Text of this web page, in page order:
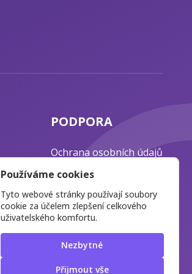
PODPORA
Ochrana osobních údajů
Blog o webdesignu
Používáme cookies
Tyto webové stránky používají soubory
cookie za účelem zlepšení celkového
uživatelského komfortu.
Nezbytné
Přijmout vše